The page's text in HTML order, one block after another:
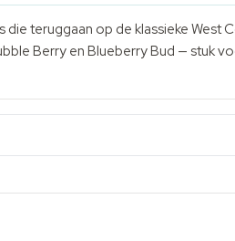
teruggaan op de klassieke West
Berry en Blueberry Bud — stuk